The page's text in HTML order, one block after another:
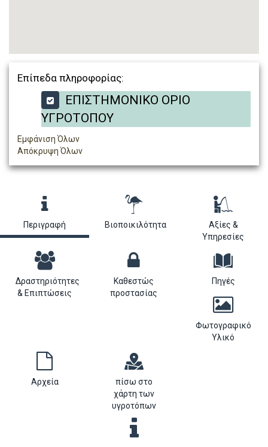
Επίπεδα πληροφορίας:
ΕΠΙΣΤΗΜΟΝΙΚΟ ΟΡΙΟ
ΥΓΡΟΤΟΠΟΥ
Εμφάνιση Όλων
Απόκρυψη Όλων
Περιγραφή Βιοποικιλότητα
Αξίες &
Υπηρεσίες
Δραστηριότητες
& Επιπτώσεις
Καθεστώς
προστασίας
Πηγές
Φωτογραφικό
Υλικό
Αρχεία
πίσω στο
χάρτη των
υγροτόπων